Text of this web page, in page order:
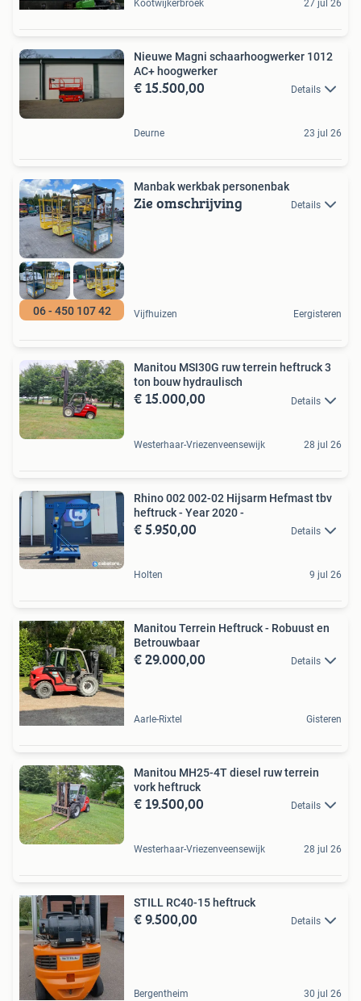
Kootwijkerbroek 27 jul 26
Nieuwe Magni schaarhoogwerker 1012
AC+ hoogwerker
€ 15.500,00 Details
Deurne 23 jul 26
06 - 450 107 42
Manbak werkbak personenbak
Zie omschrijving Details
Vijfhuizen Eergisteren
Manitou MSI30G ruw terrein heftruck 3
ton bouw hydraulisch
€ 15.000,00 Details
Westerhaar-Vriezenveensewijk 28 jul 26
Rhino 002 002-02 Hijsarm Hefmast tbv
heftruck - Year 2020 -
€ 5.950,00 Details
Holten 9 jul 26
Manitou Terrein Heftruck - Robuust en
Betrouwbaar
€ 29.000,00 Details
Aarle-Rixtel Gisteren
Manitou MH25-4T diesel ruw terrein
vork heftruck
€ 19.500,00 Details
Westerhaar-Vriezenveensewijk 28 jul 26
STILL RC40-15 heftruck
€ 9.500,00 Details
Bergentheim 30 jul 26